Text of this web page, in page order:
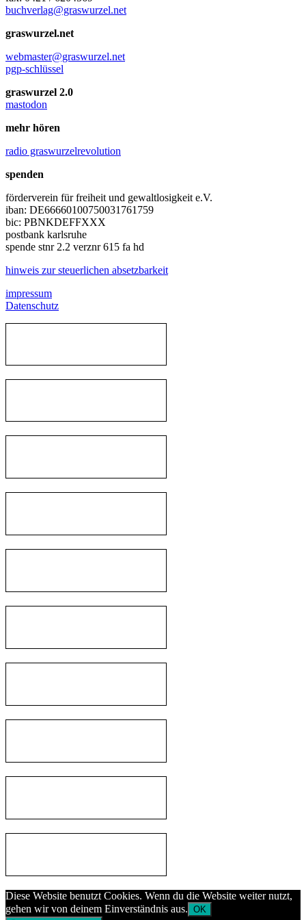
buchverlag@graswurzel.net
graswurzel.net
webmaster@graswurzel.net
pgp-schlüssel
graswurzel 2.0
mastodon
mehr hören
radio graswurzelrevolution
spenden
förderverein für freiheit und gewaltlosigkeit e.V.
iban: DE66660100750031761759
bic: PBNKDEFFXXX
postbank karlsruhe
spende stnr 2.2 verznr 615 fa hd
hinweis zur steuerlichen absetzbarkeit
impressum
Datenschutz
Diese Website benutzt Cookies. Wenn du die Website weiter nutzt,
gehen wir von deinem Einverständnis aus. OK